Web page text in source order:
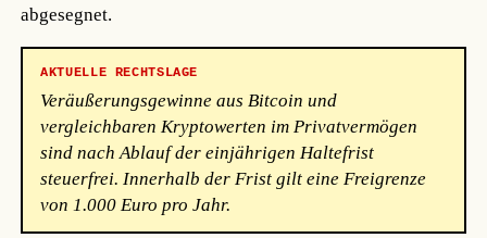
abgesegnet.
AKTUELLE RECHTSLAGE
Veräußerungsgewinne aus Bitcoin und
vergleichbaren Kryptowerten im Privatvermögen
sind nach Ablauf der einjährigen Haltefrist
steuerfrei. Innerhalb der Frist gilt eine Freigrenze
von 1.000 Euro pro Jahr.